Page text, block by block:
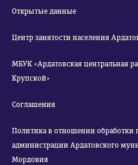
Открытые данные
Центр занятости населения
МБУК «Ардатовская центральная
Крупской»
Соглашения
Политика в отношении обработки
администрации Ардатовского
Мордовия